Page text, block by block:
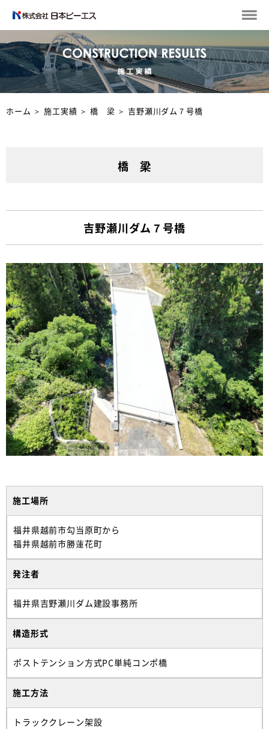
ホーム ＞施工実績 ＞ 橋 梁 ＞吉野瀬川ダム７号橋
橋 梁
吉野瀬川ダム７号橋
施工場所
福井県越前市勾当原町から
福井県越前市勝蓮花町
発注者
福井県吉野瀬川ダム建設事務所
構造形式
ポストテンション方式PC単純コンポ橋
施工方法
トラッククレーン架設